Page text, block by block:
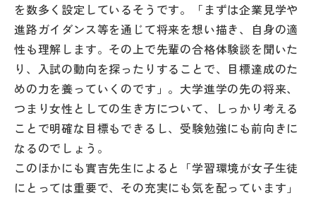
運営会社
を数多く設定しているそうです。「まずは企業見学や
進路ガイダンス等を通じて将来を想い描き、自身の適
性も理解します。その上で先輩の合格体験談を聞いた
り、入試の動向を探ったりすることで、目標達成のた
めの力を養っていくのです」。大学進学の先の将来、
つまり女性としての生き方について、しっかり考える
ことで明確な目標もできるし、受験勉強にも前向きに
なるのでしょう。
このほかにも實吉先生によると「学習環境が女子生徒
にとっては重要で、その充実にも気を配っています」